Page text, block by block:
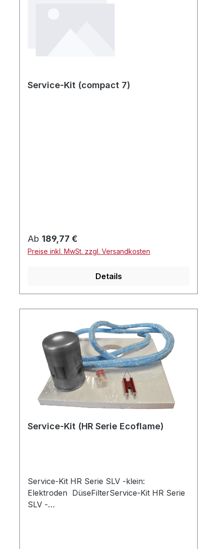
Service-Kit (compact 7)
Regulärer Preis:
Ab 189,77 €
Preise inkl. MwSt. zzgl. Versandkosten
Details
Service-Kit (HR Serie Ecoflame)
Service-Kit HR Serie SLV -klein:
Elektroden DüseFilterService-Kit HR Serie
SLV -